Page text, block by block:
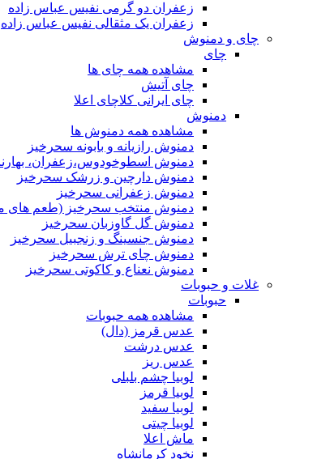
زعفران دو گرمی نفیس عباس زاده
زعفران یک مثقالی نفیس عباس زاده
چای و دمنوش
چای
مشاهده همه چای ها
چای آتیش
چای ایرانی کلاچای اعلا
دمنوش
مشاهده همه دمنوش ها
دمنوش رازیانه و بابونه سحرخیز
دمنوش اسطوخودوس،زعفران،
دمنوش دارچین و زرشک سحرخیز
دمنوش زعفرانی سحرخیز
دمنوش منتخب سحرخیز (طعم های
دمنوش گل گاوزبان سحرخیز
دمنوش جنسینگ و زنجبیل سحرخیز
دمنوش چای ترش سحرخیز
دمنوش نعناع و کاکوتی سحرخیز
غلات و حبوبات
حبوبات
مشاهده همه حبوبات
عدس قرمز (دال)
عدس درشت
عدس ریز
لوبیا چشم بلبلی
لوبیا قرمز
لوبیا سفید
لوبیا چیتی
ماش اعلا
نخود کرمانشاه